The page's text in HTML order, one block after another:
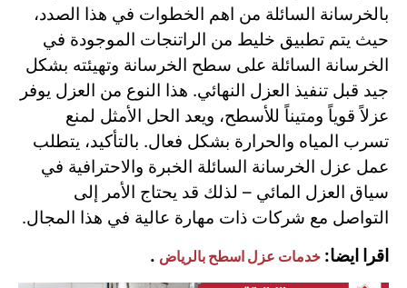
بالخرسانة السائلة من اهم الخطوات في هذا الصدد،
حيث يتم تطبيق خليط من الراتنجات الموجودة في
الخرسانة السائلة على سطح الخرسانة وتهيئته بشكل
جيد قبل تنفيذ العزل النهائي. هذا النوع من العزل يوفر
عزلاً قوياً ومتيناً للأسطح، ويعد الحل الأمثل لمنع
تسرب المياه والحرارة بشكل فعال. بالتأكيد، يتطلب
عمل عزل الخرسانة السائلة الخبرة والاحترافية في
سياق العزل المائي – لذلك قد يحتاج الأمر إلى
التواصل مع شركات ذات مهارة عالية في هذا المجال.
اقرا ايضا: خدمات عزل اسطح بالرياض .